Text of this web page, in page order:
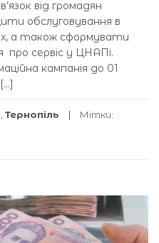
від громадян
обслуговування в
а також сформувати
про сервіс у ЦНАПі.
кампанія до 01
Тернопіль Мітки: